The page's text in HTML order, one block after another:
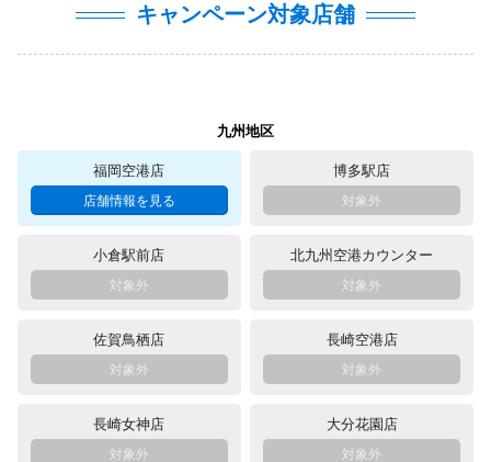
キャンペーン対象店舗
九州地区
福岡空港店 博多駅店
小倉駅前店 北九州空港カウンター
佐賀鳥栖店 長崎空港店
長崎女神店 大分花園店